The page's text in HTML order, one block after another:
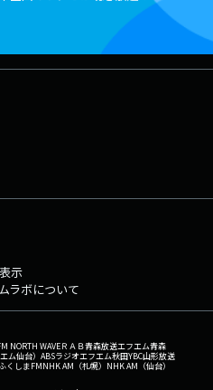
示
ラボについて
NORTH WAVEＲＡＢ青森放送エフエム青森
ム仙台） ABSラジオエフエム秋田YBC山形放送
くしまFMNHK AM（札幌） NHK AM（仙台）